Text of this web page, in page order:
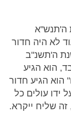
ה'תנש"א
לא היה חדור
ה'תשנ"ב
הוא הגיע
הוא הגיע חדור
ידו עולים כל
שליח ייקרא.